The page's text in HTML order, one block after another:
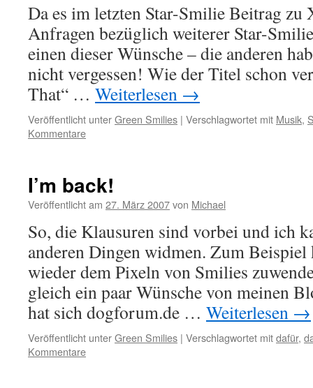
Da es im letzten Star-Smilie Beitrag zu
Anfragen bezüglich weiterer Star-
einen dieser Wünsche – die anderen
nicht vergessen! Wie der Titel schon
That“ … Weiterlesen →
Veröffentlicht unterGreen Smilies | Verschlagwortet mit Musik,
Kommentare
I’m back!
Veröffentlicht am 27. März 2007von Michael
So, die Klausuren sind vorbei und ich
anderen Dingen widmen. Zum
wieder dem Pixeln von Smilies
gleich ein paar Wünsche von meinen
hat sich dogforum.de … Weiterlesen →
Veröffentlicht unterGreen Smilies | Verschlagwortet mitdafür,
Kommentare